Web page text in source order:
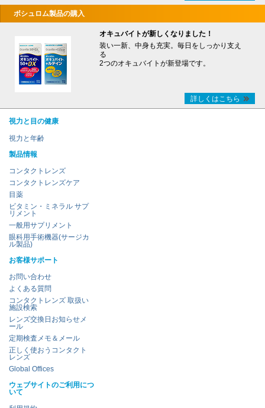
ボシュロム製品の購入
オキュバイトが新しくなりました！
装い一新、中身も充実。毎日をしっかり支え
る
2つのオキュバイトが新登場です。
詳しくはこちら
視力と目の健康
視力と年齢
製品情報
コンタクトレンズ
コンタクトレンズケア
目薬
ビタミン・ミネラル サプ
リメント
一般用サプリメント
眼科用手術機器(サージカ
ル製品)
お客様サポート
お問い合わせ
よくある質問
コンタクトレンズ 取扱い
施設検索
レンズ交換日お知らせメ
ール
定期検査メモ＆メール
正しく使おうコンタクト
レンズ
Global Offices
ウェブサイトのご利用につ
いて